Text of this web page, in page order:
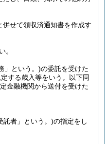
せて領収済通知書を作成す
。
」という。)の委託を受けた
する歳入等をいう。以下同
金融機関から送付を受けた
託者」という。)の指定をし